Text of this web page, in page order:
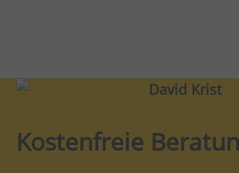
Kostenfreie